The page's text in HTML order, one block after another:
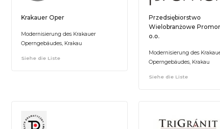
Krakauer Oper
Modernisierung des Krakauer
Operngebäudes, Krakau
Siehe die Liste
Przedsiębiorstwo
Wielobranżowe
o.o.
Modernisierung des
Operngebäudes, Krakau
Siehe die Liste